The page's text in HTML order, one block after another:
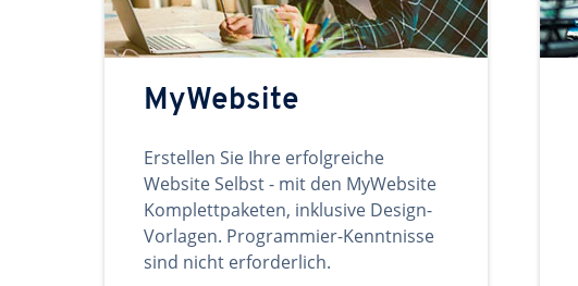
MyWebsite
Erstellen Sie Ihre erfolgreiche
Website Selbst - mit den MyWebsite
Komplettpaketen, inklusive Design-
Vorlagen. Programmier-Kenntnisse
sind nicht erforderlich.